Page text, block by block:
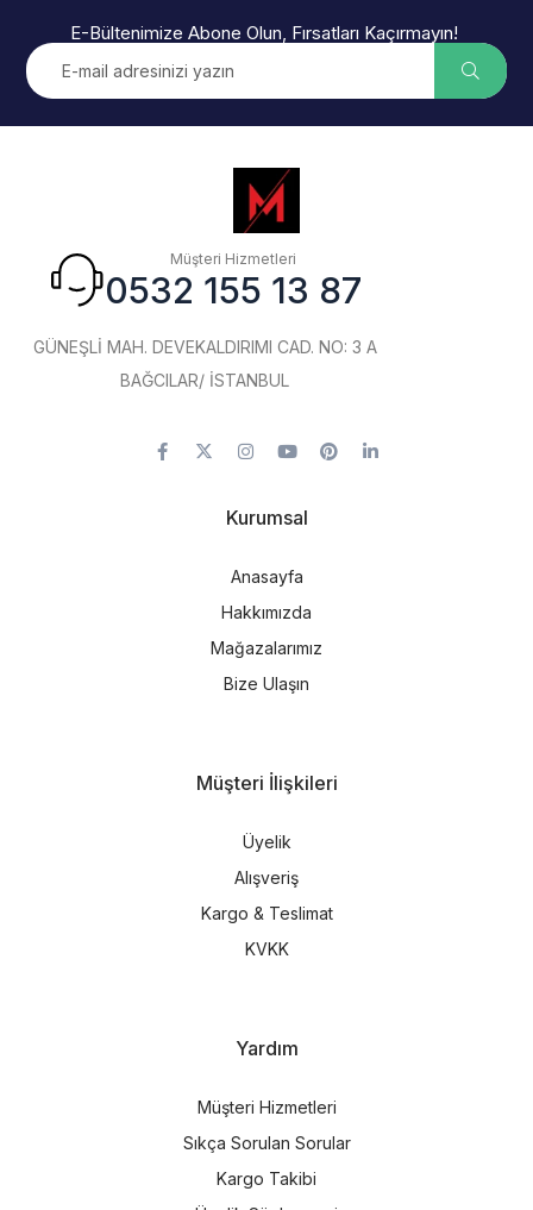
E-Bültenimize Abone Olun, Fırsatları Kaçırmayın!
Müşteri Hizmetleri
0532 155 13 87
GÜNEŞLİ MAH. DEVEKALDIRIMI CAD. NO: 3 A
BAĞCILAR/ İSTANBUL
Kurumsal
Anasayfa
Hakkımızda
Mağazalarımız
Bize Ulaşın
Müşteri İlişkileri
Üyelik
Alışveriş
Kargo & Teslimat
KVKK
Yardım
Müşteri Hizmetleri
Sıkça Sorulan Sorular
Kargo Takibi